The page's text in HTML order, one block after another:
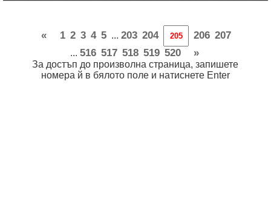
« 1 2 3 4 5 ... 203 204 206 207
... 516 517 518 519 520 »
За достъп до произволна страница, запишете
номера й в бялото поле и натиснете Enter